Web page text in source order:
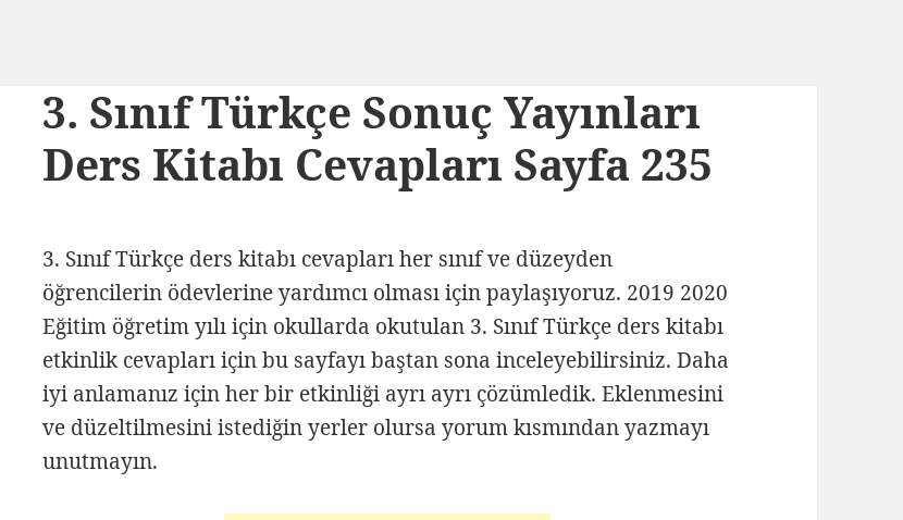
3. Sınıf Türkçe Sonuç Yayınları
Ders Kitabı Cevapları Sayfa 235
3. Sınıf Türkçe ders kitabı cevapları her sınıf ve düzeyden
öğrencilerin ödevlerine yardımcı olması için paylaşıyoruz. 2019 2020
Eğitim öğretim yılı için okullarda okutulan 3. Sınıf Türkçe ders kitabı
etkinlik cevapları için bu sayfayı baştan sona inceleyebilirsiniz. Daha
iyi anlamanız için her bir etkinliği ayrı ayrı çözümledik. Eklenmesini
ve düzeltilmesini istediğin yerler olursa yorum kısmından yazmayı
unutmayın.